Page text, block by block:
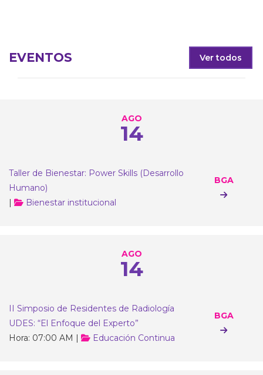
EVENTOS Ver todos
AGO
14
Taller de Bienestar: Power Skills (Desarrollo
Humano)
|
Bienestar institucional
BGA
AGO
14
​​​II Simposio de Residentes de Radiología
UDES: “El Enfoque del Experto”​
Hora: 07:00 AM |
Educación Continua
BGA